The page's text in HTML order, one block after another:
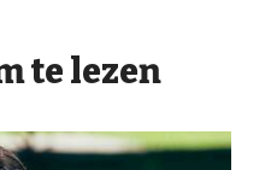
te lezen